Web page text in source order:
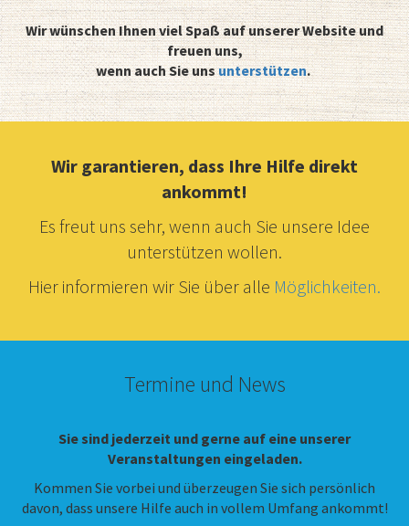
Wir wünschen Ihnen viel Spaß auf unserer Website und
freuen uns,
wenn auch Sie unsunterstützen.
Wir garantieren, dass Ihre Hilfe direkt
ankommt!
Es freut uns sehr, wenn auch Sie unsere Idee
unterstützen wollen.
Hier informieren wir Sie über alle Möglichkeiten.
Termine und News
Sie sind jederzeit und gerne auf eine unserer
Veranstaltungen eingeladen.
Kommen Sie vorbei und überzeugen Sie sich persönlich
davon, dass unsere Hilfe auch in vollem Umfang ankommt!